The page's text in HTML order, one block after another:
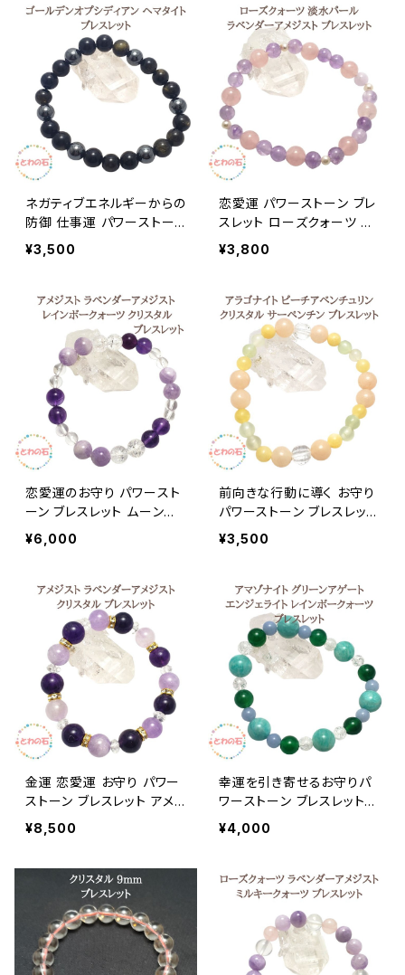
ル便 送料無料 おしゃれ か
わいい 占い師が選んだ開
運ブレス アクセサリー
クォーツ 水晶 ギフト 誕生
日 アクセサリー
ネガティブエネルギーからの
防御 仕事運 パワーストー
ン ブレスレット ゴールデン
オブシディアン ヘマタイト
ンズ プレゼント メール便 送
料無料 ギフト アクセサリー
¥3,500
恋愛運 パワーストーン ブレ
スレット ローズクォーツ ラ
ベンダーアメジスト 淡水パ
ール 水晶 天然石 ブレス レ
ゼント メール便 送料無料
占い師が選んだ開運ブレス
ギフト アクセサリー
¥3,800
恋愛運のお守り パワースト
ーン ブレスレット ムーンス
トーン ローズクォーツ ラベ
ンダーアメジスト クリスタ
ィース 誕生日プレゼント ギ
フト 送料無料 アクセサリー
¥6,000
前向きな行動に導く お守り
パワーストーン ブレスレット
アラゴナイト サーペンチン
ピーチアベンチュリン クリ
ース 誕生日プレゼント ギフ
ト 送料無料 アクセサリー
¥3,500
金運 恋愛運 お守り パワー
ストーン ブレスレット アメ
ジスト ラベンダーアメジス
ト クリスタル 水晶 天然石
レゼント メール便 送料無料
占い師が選んだ開運ブレス
ギフト アクセサリー
¥8,500
幸運を引き寄せるお守りパ
ワーストーン ブレスレット
アマゾナイト エンジェライト
グリーンアゲート レインボ
レディース メンズ ブレス プ
レゼント メール便 送料無料
占い師が選んだ開運ブレス
ギフト アクセサリー
¥4,000